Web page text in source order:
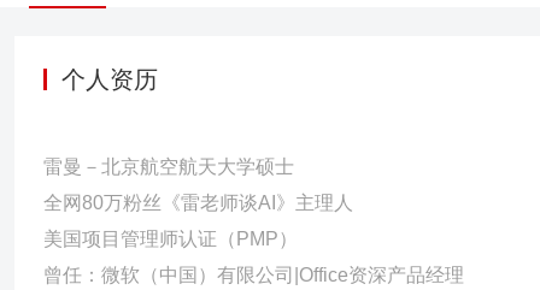
个人资历
雷曼－北京航空航天大学硕士
全网80万粉丝《雷老师谈AI》主理人
美国项目管理师认证（PMP）
曾任：微软（中国）有限公司|Office资深产品经理